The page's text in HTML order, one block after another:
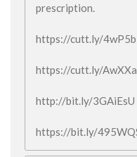
prescription.
https://cutt.ly/
https://cutt.ly/
http://bit.ly/3GAiEsU
https://bit.ly/